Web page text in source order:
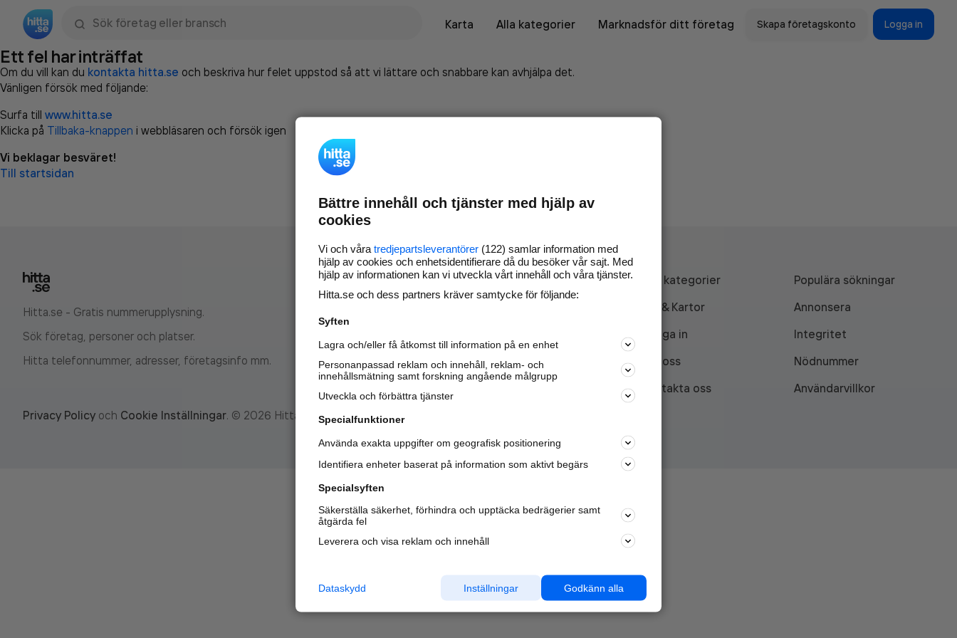
Karta
Alla kategorier Marknadsför ditt företag Skapa företagskonto Logga in
Ett fel har inträffat
Om du vill kan du kontakta hitta.se och beskriva hur felet uppstod så att vi lättare och snabbare kan avhjälpa det.
Vänligen försök med följande:
Surfa till www.hitta.se
Klicka på Tillbaka-knappen i webbläsaren och försök igen
Vi beklagar besväret!
Till startsidan
Hitta.se - Gratis nummerupplysning.
Sök företag, personer och platser.
Hitta telefonnummer, adresser, företagsinfo mm.
Marknadsför företaget på
nya kunder och
samarbetspartners nära dig.
Läs mer här
Alla kategorier
Populära sökningar
API & Kartor
Annonsera
Logga in
Integritet
Om oss
Nödnummer
Kontakta oss
Användarvillkor
Privacy Policy och Cookie Inställningar. © 2026 Hitta.se
Bättre innehåll och tjänster med hjälp av
cookies
Vi och våra tredjepartsleverantörer (122) samlar information med
hjälp av cookies och enhetsidentifierare då du besöker vår sajt. Med
hjälp av informationen kan vi utveckla vårt innehåll och våra tjänster.
Hitta.se och dess partners kräver samtycke för följande:
Syften
Lagra och/eller få åtkomst till information på en enhet
Personanpassad reklam och innehåll, reklam- och
innehållsmätning samt forskning angående målgrupp
Utveckla och förbättra tjänster
Specialfunktioner
Använda exakta uppgifter om geografisk positionering
Identifiera enheter baserat på information som aktivt begärs
Specialsyften
Säkerställa säkerhet, förhindra och upptäcka bedrägerier samt
åtgärda fel
Leverera och visa reklam och innehåll
Godkänn alla
Inställningar
Dataskydd